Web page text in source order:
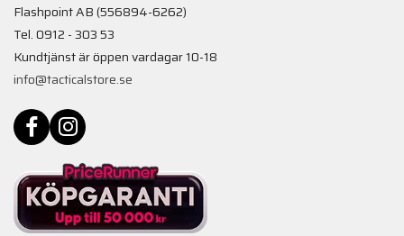
Flashpoint AB (556894-6262)
Tel. 0912 - 303 53
Kundtjänst är öppen vardagar 10-18
info@tacticalstore.se